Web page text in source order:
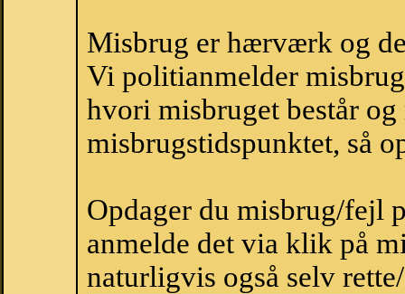
Misbrug er hærværk og
Vi politianmelder
hvori misbruget består
misbrugstidspunktet, så
Opdager du misbrug/fejl
anmelde det via klik på
naturligvis også selv